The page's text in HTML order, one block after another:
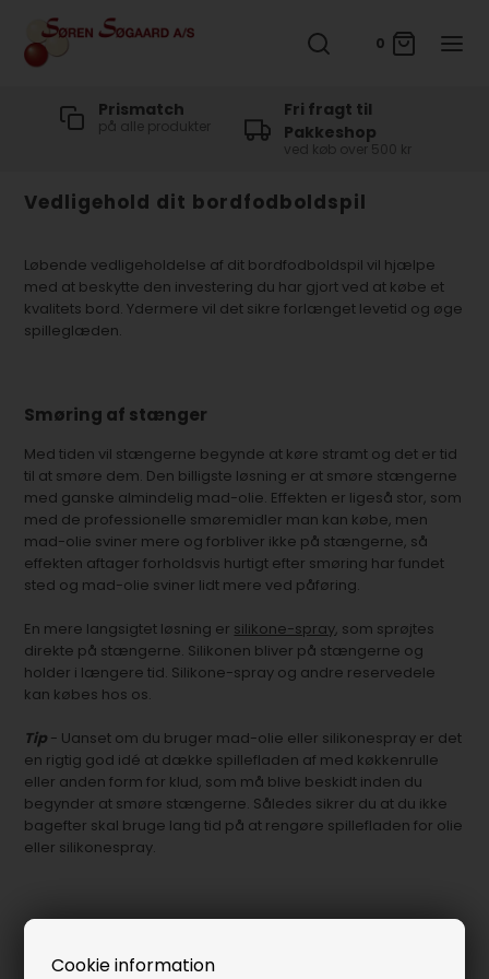
Cookie information
0
Prismatch
på alle produkter
Fri fragt til
Pakkeshop
ved køb over 500 kr
Vedligehold dit bordfodboldspil
Løbende vedligeholdelse af dit bordfodboldspil vil hjælpe
med at beskytte den investering du har gjort ved at købe et
kvalitets bord. Ydermere vil det sikre forlænget levetid og øge
spilleglæden.
Smøring af stænger
Med tiden vil stængerne begynde at køre stramt og det er tid
til at smøre dem. Den billigste løsning er at smøre stængerne
med ganske almindelig mad-olie. Effekten er ligeså stor, som
med de professionelle smøremidler man kan købe, men
mad-olie sviner mere og forbliver ikke på stængerne, så
effekten aftager forholdsvis hurtigt efter smøring har fundet
sted og mad-olie sviner lidt mere ved påføring.
En mere langsigtet løsning er silikone-spray, som sprøjtes
direkte på stængerne. Silikonen bliver på stængerne og
holder i længere tid. Silikone-spray og andre reservedele
kan købes hos os.
Tip - Uanset om du bruger mad-olie eller silikonespray er det
en rigtig god idé at dække spillefladen af med køkkenrulle
eller anden form for klud, som må blive beskidt inden du
begynder at smøre stængerne. Således sikrer du at du ikke
bagefter skal bruge lang tid på at rengøre spillefladen for olie
eller silikonespray.